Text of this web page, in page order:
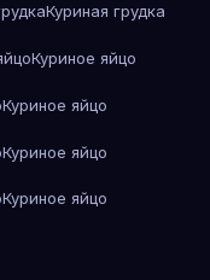
Куриная грудка
Куриное яйцо
Куриное яйцо
Куриное яйцо
Куриное яйцо